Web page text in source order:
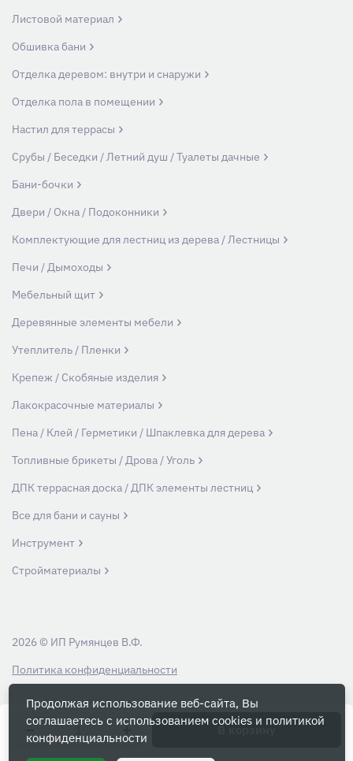
В корзину
Листовой материал
Обшивка бани
Отделка деревом: внутри и снаружи
Отделка пола в помещении
Настил для террасы
Срубы / Беседки / Летний душ / Туалеты дачные
Бани-бочки
Двери / Окна / Подоконники
Комплектующие для лестниц из дерева / Лестницы
Печи / Дымоходы
Мебельный щит
Деревянные элементы мебели
Утеплитель / Пленки
Крепеж / Скобяные изделия
Лакокрасочные материалы
Пена / Клей / Герметики / Шпаклевка для дерева
Топливные брикеты / Дрова / Уголь
ДПК террасная доска / ДПК элементы лестниц
Все для бани и сауны
Инструмент
Стройматериалы
Вся информация на данном сайте носит ознакомительный характер и ни
при каких условиях не является публичной офертой, определяемой
положениями Статьи 437 Гражданского кодекса РФ.
Политика конфиденциальности
2026 © ИП Румянцев В.Ф.
Продолжая использование веб-сайта, Вы
соглашаетесь с использованием cookies и политикой
конфиденциальности